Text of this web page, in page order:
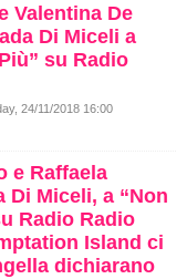
Valentina De
Di Miceli a
su Radio
24/11/2018 16:00
e Raffaela
Di Miceli, a “Non
Radio Radio
Island ci
dichiarano